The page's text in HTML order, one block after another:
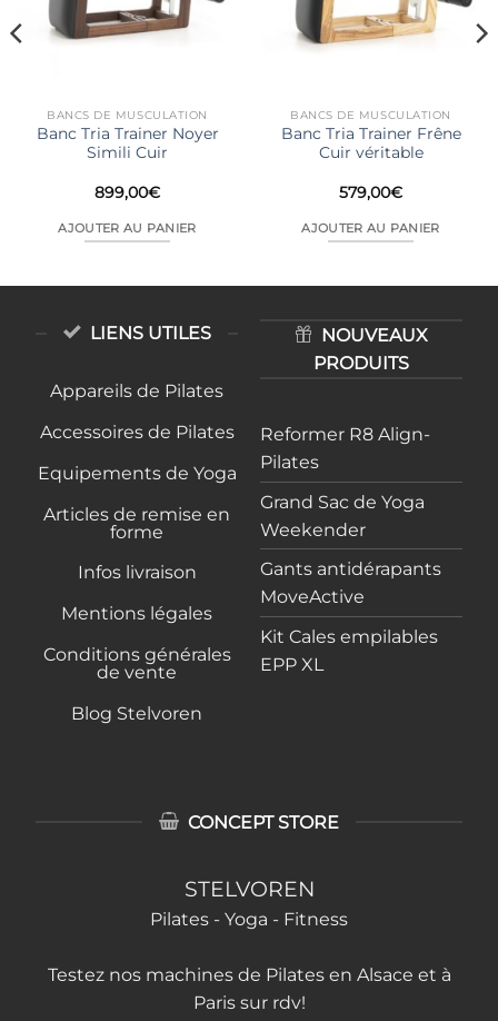
BANCS DE MUSCULATION
Banc Tria Trainer Noyer
Simili Cuir
899,00€
AJOUTER AU PANIER
BANCS DE MUSCULATION
Banc Tria Trainer Frêne
Cuir véritable
579,00€
AJOUTER AU PANIER
LIENS UTILES
Appareils de Pilates
Accessoires de Pilates
Equipements de Yoga
Articles de remise en
forme
Infos livraison
Mentions légales
Conditions générales
de vente
Blog Stelvoren
NOUVEAUX
PRODUITS
Reformer R8 Align-
Pilates
Grand Sac de Yoga
Weekender
Gants antidérapants
MoveActive
Kit Cales empilables
EPP XL
CONCEPT STORE
STELVOREN
Pilates - Yoga - Fitness
Testez nos machines de Pilates en Alsace et à
Paris sur rdv!